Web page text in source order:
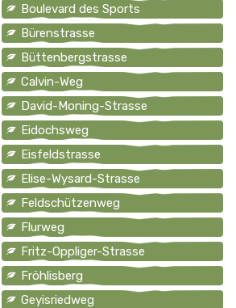
Boulevard des Sports
Bürenstrasse
Büttenbergstrasse
Calvin-Weg
David-Moning-Strasse
Eidochsweg
Eisfeldstrasse
Elise-Wysard-Strasse
Feldschützenweg
Flurweg
Fritz-Oppliger-Strasse
Fröhlisberg
Geyisriedweg